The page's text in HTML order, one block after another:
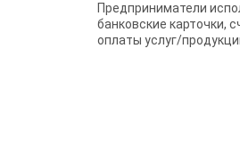
Предприниматели
банковские карточки,
оплаты услуг/